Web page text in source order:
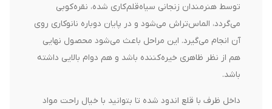
توسط هنرمندان زنجانی سیاه‌قلم‌کاری شده، نقره‌کوبی
می‌گردد، الماس‌تراش می‌شود و در پایان دوباره نانوکاری روی
آن انجام می‌گیرد. این مراحل باعث می‌شود محصول نهایی
هم از نظر ظاهری خیره‌کننده باشد و هم دوام بالایی داشته
باشد.
داخل ظرف با قلع اندود شده تا بتوانید با خیال راحت مواد